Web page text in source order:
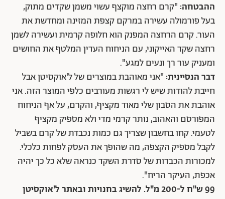
ההבטחה: "קרם רחצה מוקצף עשוי משמן שקדים מתוק,
בעל פורמולה עשירה במרקם קצפת המזינה ומחדשת את
העור. קרם הרחצה המפנק הוא חלופה קרמית ועשירה לשמן
רחצה שקד האייקוני, עם הניחוח העדין המלטף את החושים
ומעניק עור רך ונעים למגע".
דבר הנסיינית: "אני מאוהבת במוצרים של ל'אוקסיטן אבל
חייבת להודות שיש לי רגשות מעורבים כלפי המוצר הזה. אני
אוהבת את הסבון שלי מאוד מקציף, והקרם, על אף הניחוח
המפורסם והאהוב, נותר קרמי מדי ולא מספיק מקציף
לטעמי. קחו בחשבון שצריך גם כמות נכבדת של קרם בשביל
לקבל מספיק הקצפה, מה שהופך את העסק לפחות כלכלי.
למכורות הכבדות של סדרת השקד כנראה שלא כל כך יהיה
אכפת, העיקר הריח".
99 ש"ח ל-200 מ"ל. להשיג בחנויות ובאתר ל'אוקסיטן